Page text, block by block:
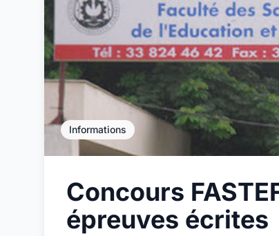
Informations
Concours
épreuves écrites